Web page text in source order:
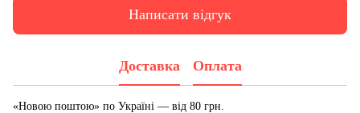
Написати відгук
Доставка Оплата
«Новою поштою» по Україні — від 80 грн.